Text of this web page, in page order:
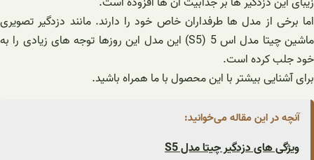
اما برخی از مدل ها طرفداران خاص خود را دارند. مانند دزدگیر تصویری
ماشین چیتا مدل اس 5 (S5) این مدل این روزها توجه های زیادی را به
خود جلب کرده است.
برای آشنایی بیشتر با این محصول با ما همراه باشید.
آنچه در این مقاله می‌خوانید:
ویژگی های دزدگیر چیتا مدل S5